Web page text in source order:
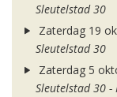
Sleutelstad 30
Zaterdag 19
Sleutelstad 30
Zaterdag 5
Sleutelstad 30 -